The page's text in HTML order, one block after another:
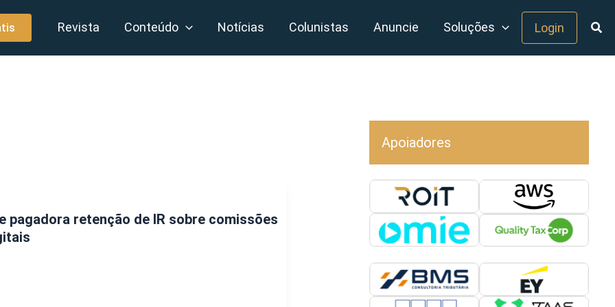
Revista Conteúdo Notícias Colunistas Anuncie Soluções Login
pagadora retenção de IR sobre comissões
Apoiadores